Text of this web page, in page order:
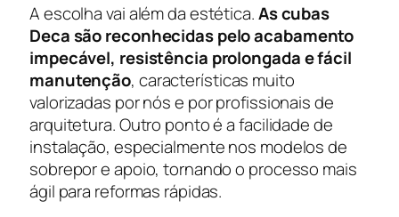
A escolha vai além da estética.As cubas
Deca são reconhecidas pelo acabamento
impecável, resistência prolongada e fácil
manutenção, características muito
valorizadas por nós e por profissionais de
arquitetura. Outro ponto é a facilidade de
instalação, especialmente nos modelos de
sobrepor e apoio, tornando o processo mais
ágil para reformas rápidas.